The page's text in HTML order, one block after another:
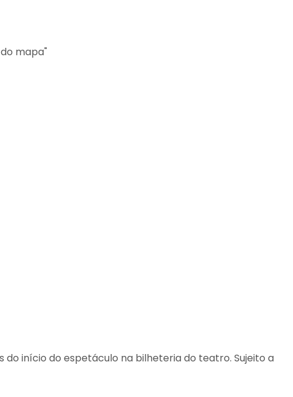
mapa"
do início do espetáculo na bilheteria do teatro. Sujeito a